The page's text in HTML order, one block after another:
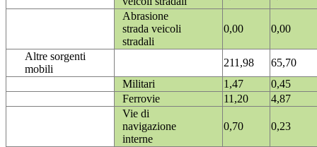
Abrasione
strada veicoli
stradali
0,00 0,00
Altre sorgenti
mobili
211,98
65,70
Militari
1,47
0,45
Ferrovie
11,20
4,87
Vie di
navigazione
interne
0,70 0,23